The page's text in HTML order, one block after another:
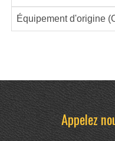
Équipement d'origine
Appelez